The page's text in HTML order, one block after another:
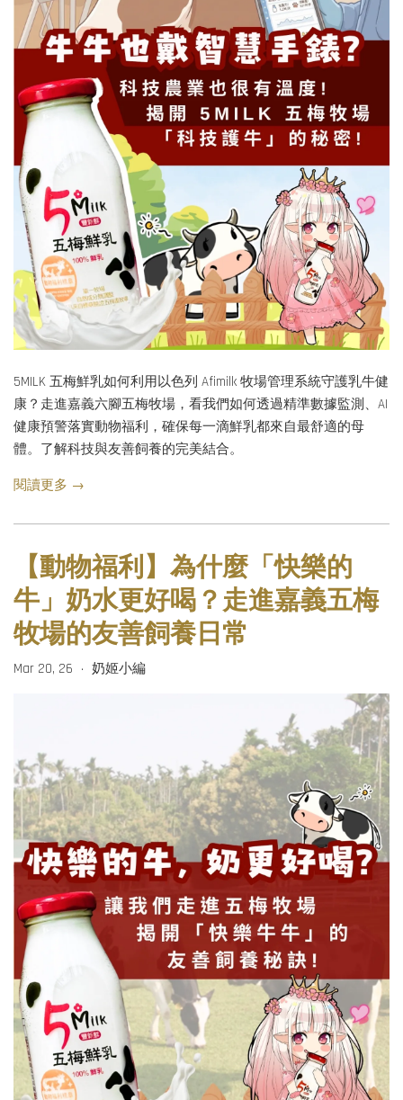
5MILK 五梅鮮乳如何利用以色列 Afimilk 牧場管理系統守護乳牛健
康？走進嘉義六腳五梅牧場，看我們如何透過精準數據監測、AI
健康預警落實動物福利，確保每一滴鮮乳都來自最舒適的母
體。了解科技與友善飼養的完美結合。
閱讀更多 →
【動物福利】為什麼「快樂的
牛」奶水更好喝？走進嘉義五梅
牧場的友善飼養日常
Mar 20, 26 • 奶姬小編